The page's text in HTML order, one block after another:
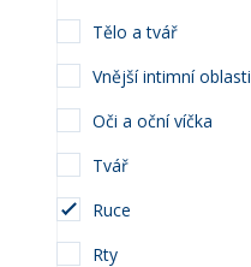
Tělo a tvář
Vnější intimní oblasti
Oči a oční víčka
Tvář
Ruce
Rty